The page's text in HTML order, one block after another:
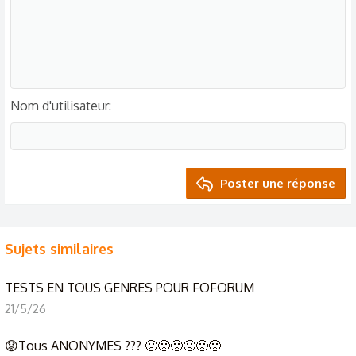
Nom d'utilisateur
Poster une réponse
Sujets similaires
TESTS EN TOUS GENRES POUR FOFORUM
21/5/26
😟Tous ANONYMES ??? 🙁🙁🙁🙁🙁🙁